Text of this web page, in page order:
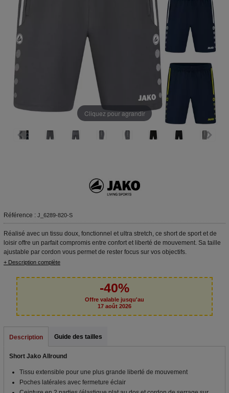
Cliquez pour agrandir
Référence : J_6289-820-S
Réalisé avec un tissu doux, fonctionnel et ultra stretch, ce short de sport et de
loisir offre un parfait compromis entre confort et liberté de mouvement. Sa taille
ajustable par cordon vous permet de rester focus sur vos objectifs.
+ Description complète
-40%
Offre valable jusqu'au
17 août 2026
Description Guide des tailles
Short Jako Allround
Tissu extensible pour une plus grande liberté de mouvement
Poches latérales avec fermeture éclair